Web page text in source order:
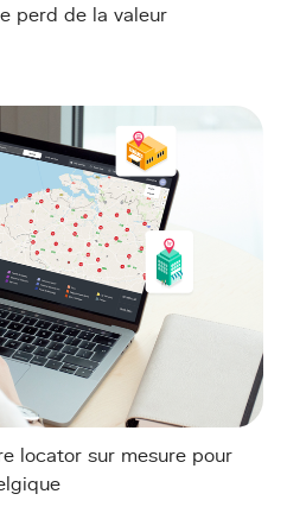
perd de la valeur
locator sur mesure pour